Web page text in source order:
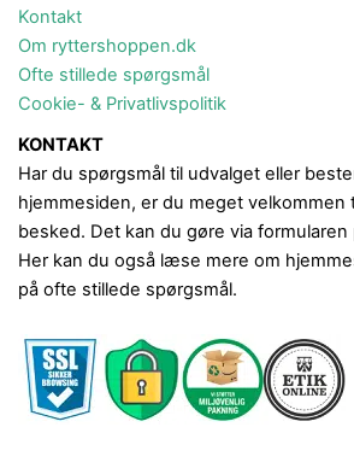
Kontakt
Om ryttershoppen.dk
Ofte stillede spørgsmål
Cookie- & Privatlivspolitik
KONTAKT
Har du spørgsmål til udvalget eller
hjemmesiden, er du meget velkommen
besked. Det kan du gøre via
Her kan du også læse mere om
på ofte stillede spørgsmål.